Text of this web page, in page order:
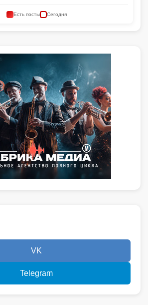
Есть посты Сегодня
VK
Telegram